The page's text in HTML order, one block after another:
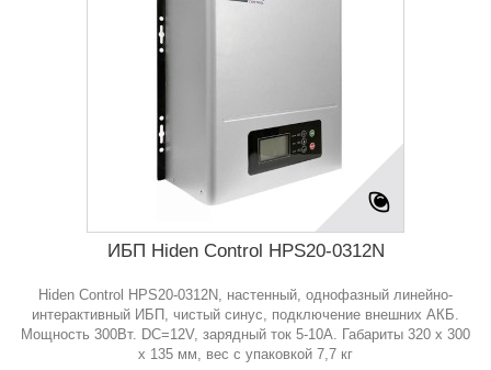
ИБП Hiden Control HPS20-0312N
Hiden Control HPS20-0312N, настенный, однофазный линейно-
интерактивный ИБП, чистый синус, подключение внешних АКБ.
Мощность 300Вт. DC=12V, зарядный ток 5-10А. Габариты 320 х 300
х 135 мм, вес с упаковкой 7,7 кг